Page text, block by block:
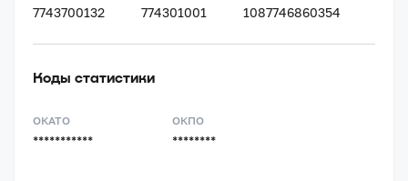
7743700132 774301001 1087746860354
Коды статистики
ОКАТО
***********
ОКПО
********